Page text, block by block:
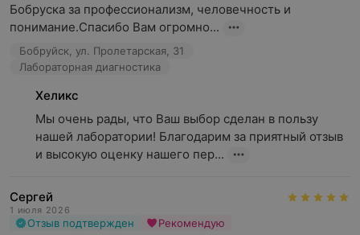
Бобруска за профессионализм, человечность и
понимание.Спасибо Вам огромно...
Бобруйск, ул. Пролетарская, 31
Лабораторная диагностика
Хеликс
Мы очень рады, что Ваш выбор сделан в пользу
нашей лаборатории! Благодарим за приятный отзыв
и высокую оценку нашего пер...
Сергей
1 июля 2026
Отзыв подтвержден Рекомендую